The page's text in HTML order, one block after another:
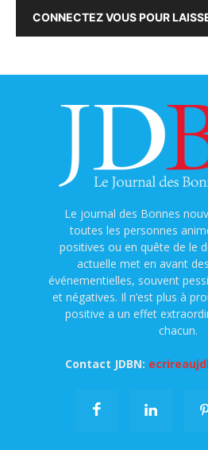
CONNECTEZ VOUS POUR
Le journal des Bonnes
toutes les personnes
positives ou en quête de le
actuelle met en avant
événementielles, souvent
et négatives. Il n’est plus à
positive a un effet
chacun.
Contact JDBN: